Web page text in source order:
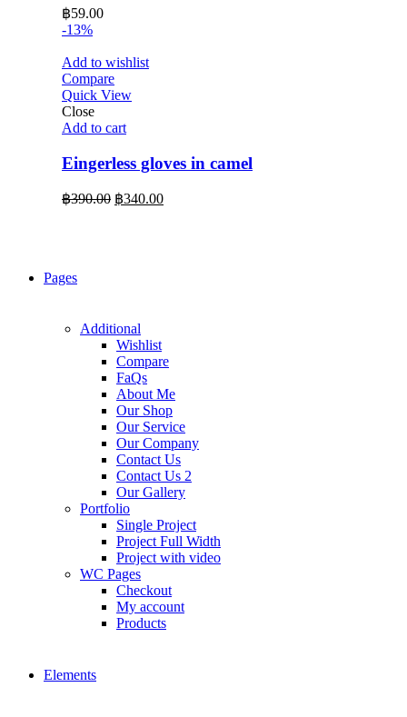
฿59.00
-13%
Add to wishlist
Compare
Quick View
Close
Add to cart
Eingerless gloves in camel
฿390.00 Original
฿340.00Current
Pages
Additional
Wishlist
Compare
FaQs
About Me
Our Shop
Our Service
Our Company
Contact Us
Contact Us 2
Our Gallery
Portfolio
Single Project
Project Full Width
Project with video
WC Pages
Checkout
My account
Products
Elements